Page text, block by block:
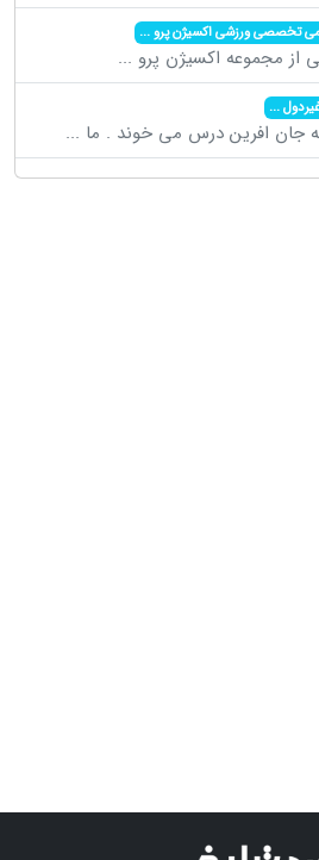
تخصصی ورزشی اکسیژن پرو...
از مجموعه اکسیژن پرو ...
...
جان افرین درس می خوند . ما ...